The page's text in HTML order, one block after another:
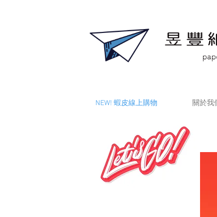
NEW! 蝦皮線上購物 關於我